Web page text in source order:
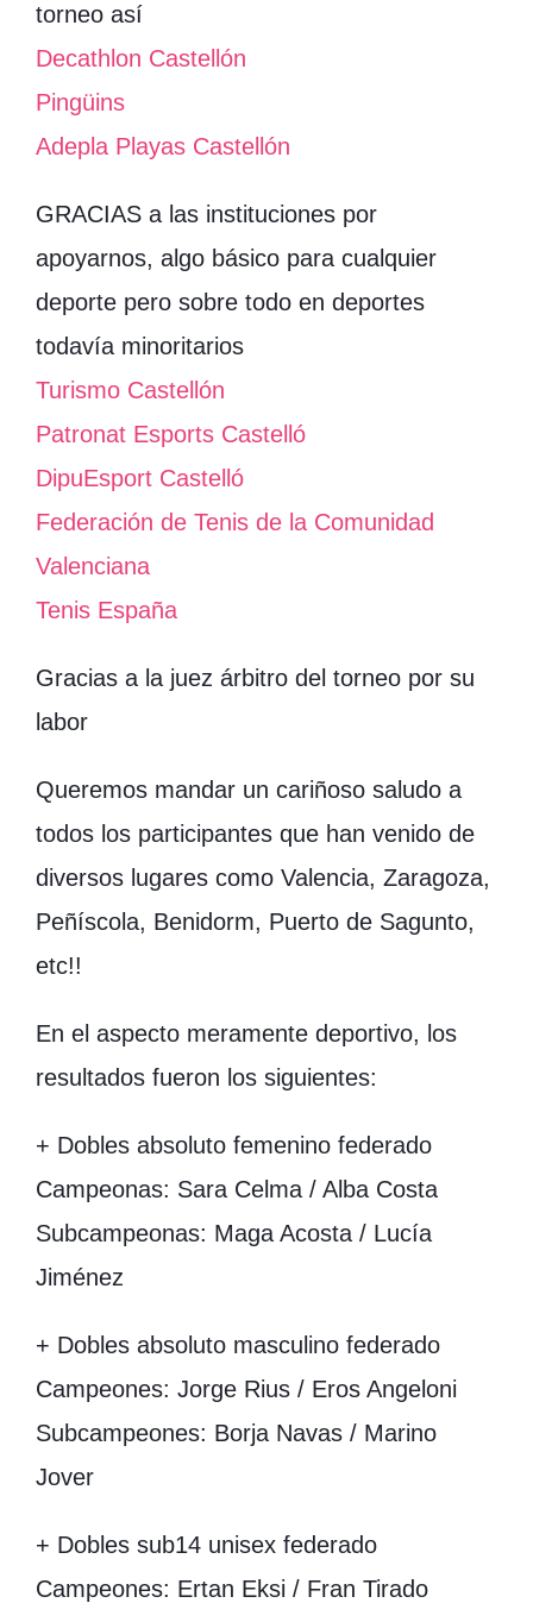
torneo así
Decathlon Castellón
Pingüins
Adepla Playas Castellón
GRACIAS a las instituciones por
apoyarnos, algo básico para cualquier
deporte pero sobre todo en deportes
todavía minoritarios
Turismo Castellón
Patronat Esports Castelló
DipuEsport Castelló
Federación de Tenis de la Comunidad
Valenciana
Tenis España
Gracias a la juez árbitro del torneo por su
labor
Queremos mandar un cariñoso saludo a
todos los participantes que han venido de
diversos lugares como Valencia, Zaragoza,
Peñíscola, Benidorm, Puerto de Sagunto,
etc!!
En el aspecto meramente deportivo, los
resultados fueron los siguientes:
+ Dobles absoluto femenino federado
Campeonas: Sara Celma / Alba Costa
Subcampeonas: Maga Acosta / Lucía
Jiménez
+ Dobles absoluto masculino federado
Campeones: Jorge Rius / Eros Angeloni
Subcampeones: Borja Navas / Marino
Jover
+ Dobles sub14 unisex federado
Campeones: Ertan Eksi / Fran Tirado